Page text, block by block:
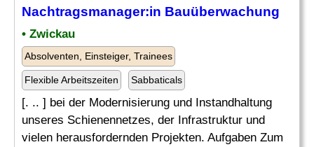
Nachtragsmanager:in Bauüberwachung
• Zwickau
Absolventen, Einsteiger, Trainees
Flexible Arbeitszeiten Sabbaticals
[. .. ] bei der Modernisierung und Instandhaltung
unseres Schienennetzes, der Infrastruktur und
vielen herausfordernden Projekten. Aufgaben Zum